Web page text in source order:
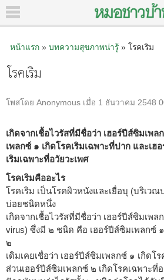
หน้าแรก» บทความสุขภาพน่ารู้» โรคเริม
โรคเริม
โพสโดย Anonymous เมื่อ 1 ธันวาคม 2548
เกิดจากเชื้อไวรัสที่มีชื่อว่า เฮอร์ปีส์ซิมเพ
เพลกซ์ ๑ เกิดโรคเริมเฉพาะที่ปาก และเฮ
เริมเฉพาะที่อวัยวะเพศ
โรคเริมคืออะไร
โรคเริม เป็นโรคผิวหนังและเยื่อบุ (บริเว
บ่อยชนิดหนึ่ง
เกิดจากเชื้อไวรัสที่มีชื่อว่า เฮอร์ปีส์ซิมเพล
virus) ซึ่งมี ๒ ชนิด คือ เฮอร์ปีส์ซิมเพลกซ์
๒
เดิมเคยเชื่อว่า เฮอร์ปีส์ซิมเพลกซ์ ๑ เกิดโ
ส่วนเฮอร์ปีส์ซิมเพลกซ์ ๒ เกิดโรคเฉพาะที่